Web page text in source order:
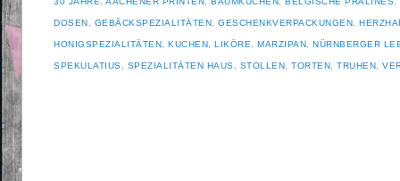
DOSEN GEBÄCKSPEZIALITÄTEN ,GESCHENKVERPACKUNGEN ,
HONIGSPEZIALITÄTEN ,KUCHEN ,LIKÖRE ,MARZIPAN ,NÜRNBERGER
SPEKULATIUS SPEZIALITÄTEN HAUS STOLLEN ,TORTEN ,TRUHEN ,